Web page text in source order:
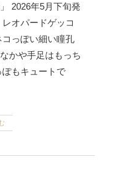
2026年5月下旬発
オパードゲッコ
っぽい細い瞳孔
かや手足はもっち
ぽもキュートで